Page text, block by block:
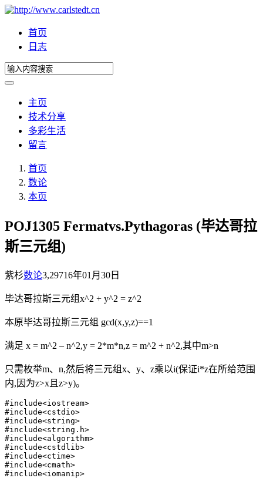
首页
日志
主页
技术分享
多彩生活
留言
首页
数论
本页
POJ1305 Fermatvs.Pythagoras (毕达哥拉
斯三元组)
紫杉数论3,29716年01月30日
毕达哥拉斯三元组x^2 + y^2 = z^2
本原毕达哥拉斯三元组 gcd(x,y,z)==1
满足 x = m^2 – n^2,y = 2*m*n,z = m^2 + n^2,其中m>n
只需枚举m、n,然后将三元组x、y、z乘以i(保证i*z在所给范围
内,因为z>x且z>y)。
#include<iostream>
#include<cstdio>
#include<string>
#include<string.h>
#include<algorithm>
#include<cstdlib>
#include<ctime>
#include<cmath>
#include<iomanip>